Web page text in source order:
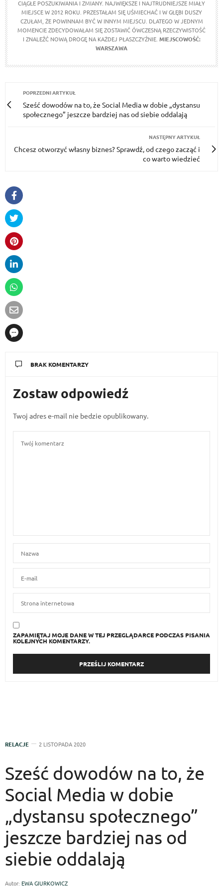
CIĄGŁE POSZUKIWANIA I ZMIANY. NAJWIĘKSZE I NAJTRUDNIEJSZE MIAŁY
MIEJSCE W 2012 ROKU. PRZESTAŁAM SIĘ UŚMIECHAĆ I W GŁĘBI DUSZY
CZUŁAM, ŻE POWINNAM BYĆ W INNYM MIEJSCU. DLATEGO W JEDNYM
MOMENCIE ZDECYDOWAŁAM SIĘ ZOSTAWIĆ ÓWCZESNĄ RZECZYWISTOŚĆ
I ZNALEŹĆ NOWĄ DROGĘ NA KAŻDEJ PŁASZCZYŹNIE. MIEJSCOWOŚĆ:
WARSZAWA
POPRZEDNI ARTYKUŁ
Sześć dowodów na to, że Social Media w dobie „dystansu
społecznego” jeszcze bardziej nas od siebie oddalają
NASTĘPNY ARTYKUŁ
Chcesz otworzyć własny biznes? Sprawdź, od czego zacząć i
co warto wiedzieć
BRAK KOMENTARZY
Zostaw odpowiedź
Twoj adres e-mail nie bedzie opublikowany.
ZAPAMIĘTAJ MOJE DANE W TEJ PRZEGLĄDARCE PODCZAS PISANIA
KOLEJNYCH KOMENTARZY.
RELACJE 2 LISTOPADA 2020
Sześć dowodów na to, że
Social Media w dobie
„dystansu społecznego”
jeszcze bardziej nas od
siebie oddalają
Autor: EWA GIURKOWICZ